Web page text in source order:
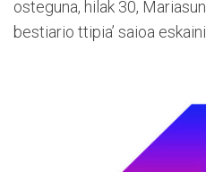
osteguna, hilak 30,
bestiario ttipia’ saioa